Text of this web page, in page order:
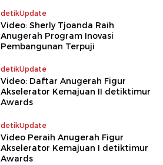
detikUpdate
Video: Sherly Tjoanda Raih
Anugerah Program Inovasi
Pembangunan Terpuji
detikUpdate
Video: Daftar Anugerah Figur
Akselerator Kemajuan II detiktimur
Awards
detikUpdate
Video Peraih Anugerah Figur
Akselerator Kemajuan I detiktimur
Awards